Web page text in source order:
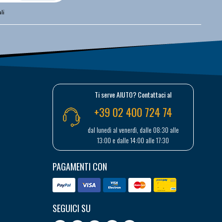
Ti serve AIUTO? Contattaci al
+39 02 400 724 74
dal lunedì al venerdì, dalle 08:30 alle
13:00 e dalle 14:00 alle 17:30
PAGAMENTI CON
SEGUICI SU